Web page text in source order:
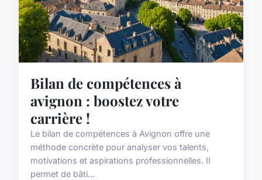
Bilan de compétences à
avignon : boostez votre
carrière !
Le bilan de compétences à Avignon offre une
méthode concrète pour analyser vos talents,
motivations et aspirations professionnelles. Il
permet de bâti...